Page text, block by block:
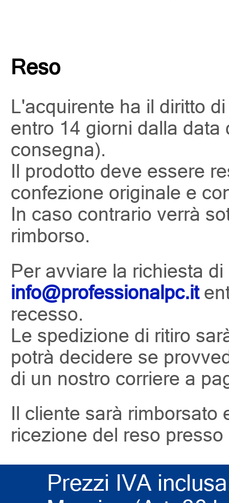
Reso
L'acquirente ha il diritto
entro 14 giorni dalla data
consegna).
Il prodotto deve essere
confezione originale e
In caso contrario verrà
rimborso.
Per avviare la richiesta
info@professionalpc.it
recesso.
Le spedizione di ritiro
potrà decidere se
di un nostro corriere a
Il cliente sarà rimborsato
ricezione del reso
Prezzi IVA